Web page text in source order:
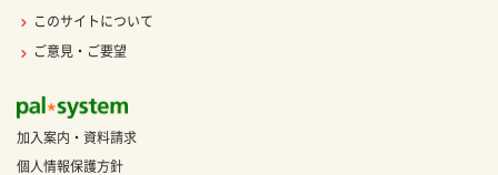
このサイトについて
ご意見・ご要望
加入案内・資料請求
個人情報保護方針